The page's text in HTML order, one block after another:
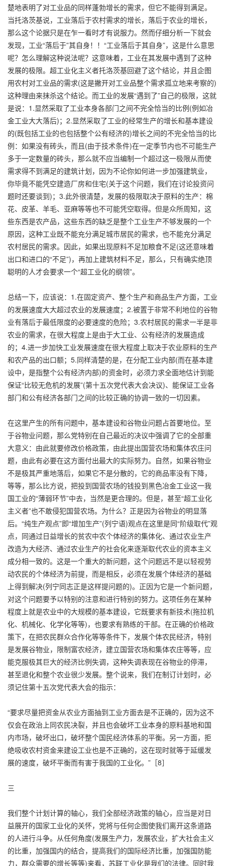
楚地表明了对工业品的同样蓬勃增长的需求，但它不能得到满足。
当托洛茨基说，工业落后于农村需求的增长，落后于农业的增长，
那么这个论据只是在乍一看时才有说服力。然而仔细分析一下就会
发现，工业“落后于”其自身！！“工业落后于其自身”，这是什么意思
呢？怎么理解这种说法呢？这意味着，工业在其发展中遇到了这种
发展的极限。超工业化主义者托洛茨基回避了这个结论，并且企图
用农村对工业品的需求(这是撇开对工业品整个需求孤立地来考察的)
这种理由来抹杀这个结论。而工业的发展“遇到了”自己的极限，这就
是说：1.显然采取了工业本身各部门之间不完全恰当的比例(例如冶
金工业大大落后)；2.显然采取了工业的经常生产的增长和基本建设
的(既包括工业的也包括整个公有经济的)增长之间的不完全恰当的比
例：如果没有砖头，而且(由于技术条件)在一定季节内也不可能生产
多于一定数量的砖头，那么就不应当编制一个超过这一极限从而使
需求得不到满足的建筑计划，因为不论你如何进一步加强建筑业，
你毕竟不能凭空建造厂房和住宅(关于这个问题，我们在讨论投资问
题时还要谈到)；3.此外很清楚，发展的极限取决于原料的生产：棉
花、皮革、羊毛、亚麻等等也不可能凭空取得。但是众所周知，这
些东西是农产品，这些东西的缺乏是整个工业生产不够发展的一个
原因，这种工业既不能充分满足城市居民的需求，也不能充分满足
农村居民的需求。因此，如果出现原料不足加粮食不足(这还意味着
出口和进口的“不足”)，再加上建筑材料不足，那么，只有确实绝顶
聪明的人才会要求一个“超工业化的纲领”。
总结一下，应该说：1.在固定资产、整个生产和商品生产方面，工业
的发展速度大大超过农业的发展速度；2.被置于非常不利地位的谷物
业有落后于最低限度的必要速度的危险；3.农村居民的需求一半是非
农业的需求，在很大程度上是由于大工业、公有经济的发展造成
的；4.进一步加快工业发展速度在很大程度上取决于农业原料的生产
和农产品的出口额；5.同样清楚的是，在分配工业内部(而在基本建
设中，是指整个公有经济内部)的资金时，必须力求全面地估计到能
保证“比较无危机的发展”(第十五次党代表大会决议)、能保证工业各
部门和公有经济各部门之间的比较正确的协调一致的一切因素。
在这里产生的所有问题中，基本建设和谷物业问题占首要地位。至
于谷物业问题，那么党特别在自己最近的决议中强调了它的全部重
大意义：由此就要修改价格政策，由此提出国营农场和集体农庄问
题，由此有必要在这方面付出最大的实际努力。自然，如果谷物业
不是极其严重地落后，如果它不是分散的，它的商品率没有下降，
等等，那么比方说，把投到国营农场的钱投到黑色冶金工业这一我
国工业的“薄弱环节”中去，当然是更合理的。但是，甚至“超工业化
主义者”也不敢侵犯国营农场。为什么？正是因为谷物业的明显落
后。“纯生产观点”即“增加生产”(列宁语)观点在这里是同“阶级取代”观
点，同通过日益增长的贫农中农个体经济的集体化、通过农业生产
改造为大经济、通过农业生产的社会化来逐渐取代农业的资本主义
成分相一致的。这是一个重大的新问题，这个问题远不是以轻视劳
动农民的个体经济为前提，而是相反，必须在发展个体经济的基础
上得到解决(列宁同志正是这样提问题的)。正因为它是一个新问题，
对这个问题要予以特别的注意和进行特别的努力。这项任务在某种
程度上就是农业中的大规模的基本建设，它既要求有新技术(拖拉机
化、机械化、化学化等等)，也要求有熟练的干部。在正确的价格政
策下，在把农民群众合作化等等条件下，发展个体农民经济，特别
是发展谷物业，限制富农经济，建立国营农场和集体农庄等等，应
能克服极其巨大的经济比例失调，这种失调表现在谷物业的停滞，
甚至退化和整个农业很少发展。整个说来，我们在制订计划时，必
须记住第十五次党代表大会的指示：
“要求尽量把资金从农业方面抽到工业方面去是不正确的，因为这不
仅会在政治上同农民决裂，并且也会破坏工业本身的原料基地和国
内市场，破坏出口，破坏整个国民经济体系的平衡。另一方面，拒
绝吸收农村资金来建设工业也是不正确的，这在现时就等于延缓发
展的速度，破坏平衡而有害于我国的工业化。”［8］
三
我们整个计划计算的轴心，我们全部经济政策的轴心，应当是对日
益展开的国家工业化的关怀，党将与任何企图使我们离开这条道路
的人进行斗争。从任何角度(发展生产力，发展农业，扩大社会主义
的比重，加强国内的结合，提高我们的国际经济比重，加强国防能
力，群众需要的增长等等)来看，苏联工业化是我们的法律。同时我